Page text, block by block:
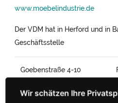
www.moebelindustrie.de
Der VDM hat in Herford und in
Geschäftsstelle
Goebenstraße 4-10
Deutschland